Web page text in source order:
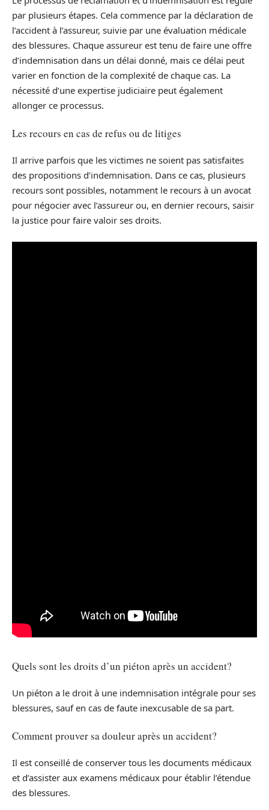
par plusieurs étapes. Cela commence par la déclaration de
l’accident à l’assureur, suivie par une évaluation médicale
des blessures. Chaque assureur est tenu de faire une offre
d’indemnisation dans un délai donné, mais ce délai peut
varier en fonction de la complexité de chaque cas. La
nécessité d’une expertise judiciaire peut également
allonger ce processus.
Les recours en cas de refus ou de litiges
Il arrive parfois que les victimes ne soient pas satisfaites
des propositions d’indemnisation. Dans ce cas, plusieurs
recours sont possibles, notamment le recours à un avocat
pour négocier avec l’assureur ou, en dernier recours, saisir
la justice pour faire valoir ses droits.
Quels sont les droits d’un piéton après un accident?
Un piéton a le droit à une indemnisation intégrale pour ses
blessures, sauf en cas de faute inexcusable de sa part.
Comment prouver sa douleur après un accident?
Il est conseillé de conserver tous les documents médicaux
et d’assister aux examens médicaux pour établir l’étendue
des blessures.